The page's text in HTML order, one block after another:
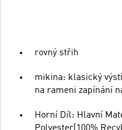
rovný střih
mikina: klasický
na rameni zapínání
Horní Díl: Hlavní